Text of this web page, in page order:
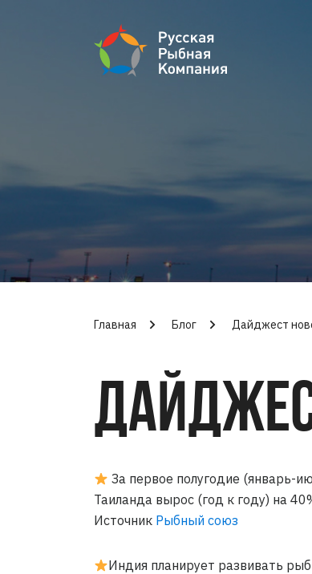
Главная Блог Дайджест
За первое полугодие (январь-
Таиланда вырос (год к году) на
Источник Рыбный союз
Индия планирует развивать